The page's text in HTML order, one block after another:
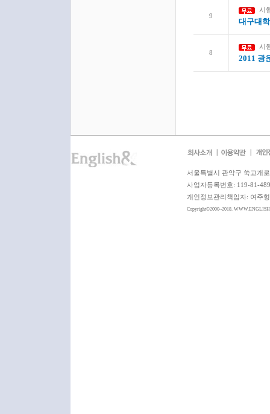
9
시
대구대
8
시
2011 광
서울특별시 관악구 쑥고개
사업자등록번호: 119-81-
개인정보관리책임자: 여주
Copyright©2000~2018.